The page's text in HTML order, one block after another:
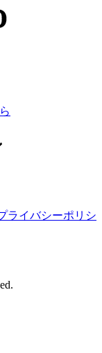
ライバシーポリシ